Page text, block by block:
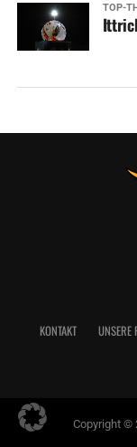
TOP-
KONTAKT UNSERE
Copyright ©